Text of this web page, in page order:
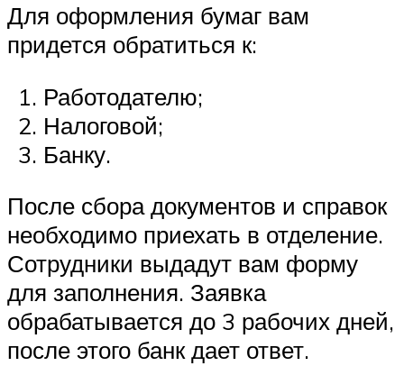
Для оформления бумаг вам
придется обратиться к:
Работодателю;
Налоговой;
Банку.
После сбора документов и справок
необходимо приехать в отделение.
Сотрудники выдадут вам форму
для заполнения. Заявка
обрабатывается до 3 рабочих дней,
после этого банк дает ответ.